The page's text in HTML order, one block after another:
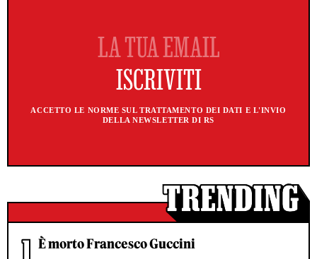
ACCETTO LE NORME SUL TRATTAMENTO DEI DATI E L'INVIO
DELLA NEWSLETTER DI RS
È morto Francesco Guccini